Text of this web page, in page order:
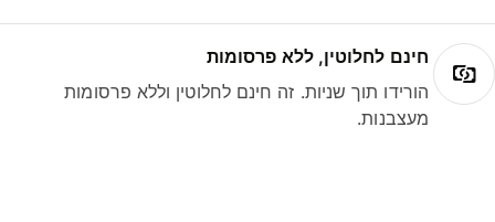
חינם לחלוטין, ללא פרסומות
הורידו תוך שניות. זה חינם לחלוטין וללא פרסומות
מעצבנות.